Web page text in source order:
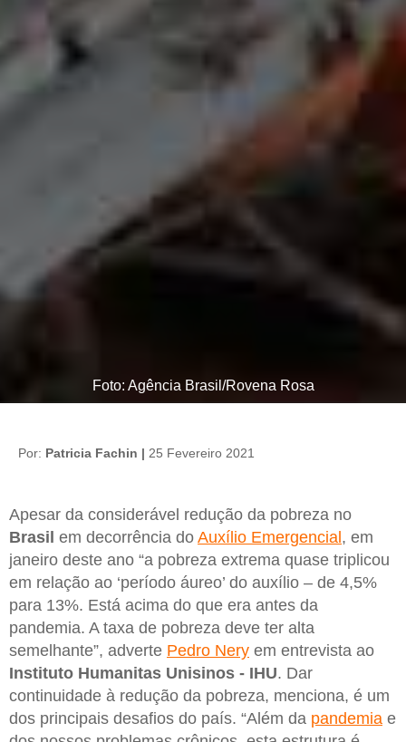
Foto: Agência Brasil/Rovena Rosa
Por: Patricia Fachin | 25 Fevereiro 2021
Apesar da considerável redução da pobreza no
Brasil em decorrência do Auxílio Emergencial , em
janeiro deste ano “a pobreza extrema quase triplicou
em relação ao ‘período áureo’ do auxílio – de 4,5%
para 13%. Está acima do que era antes da
pandemia. A taxa de pobreza deve ter alta
semelhante”, adverte Pedro Nery em entrevista ao
Instituto Humanitas Unisinos - IHU. Dar
continuidade à redução da pobreza, menciona, é um
dos principais desafios do país. “Além da pandemia e